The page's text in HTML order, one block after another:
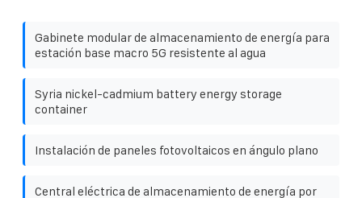
Gabinete modular de almacenamiento de energía para
estación base macro 5G resistente al agua
Syria nickel-cadmium battery energy storage
container
Instalación de paneles fotovoltaicos en ángulo plano
Central eléctrica de almacenamiento de energía por